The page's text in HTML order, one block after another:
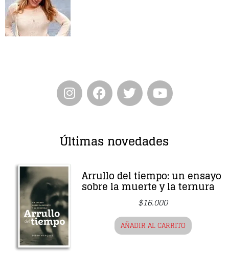
Últimas novedades
Arrullo del tiempo: un ensayo
sobre la muerte y la ternura
$16.000
AÑADIR AL CARRITO